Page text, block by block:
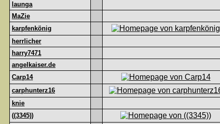
launga
MaZie
karpfenkönig
herrlicher
harry7471
angelkaiser.de
Carp14
carphunterz16
knie
((3345))